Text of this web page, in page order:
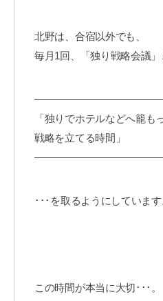
北野は、合宿以外でも、
毎月1回、「独り戦略会議」
「独りでホテルなどへ籠も
戦略を立てる時間」
･･･を取るようにしています
この時間が本当に大切･･･。